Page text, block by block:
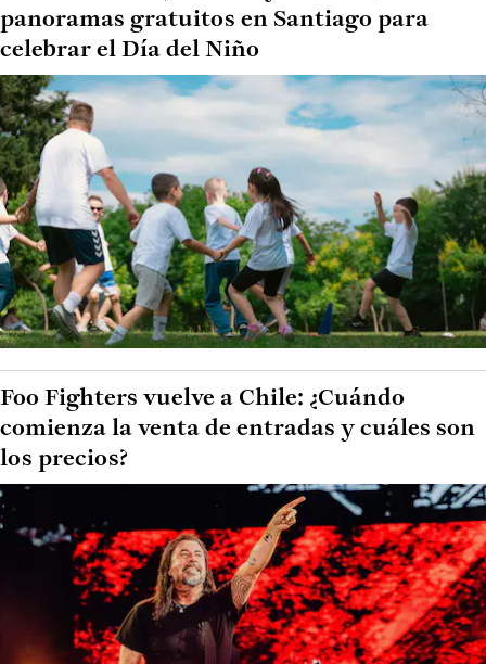
panoramas gratuitos en Santiago para
celebrar el Día del Niño
Foo Fighters vuelve a Chile: ¿Cuándo
comienza la venta de entradas y cuáles son
los precios?